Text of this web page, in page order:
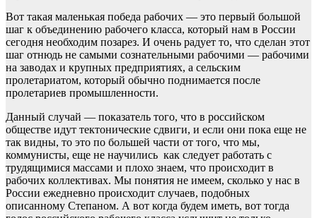
Вот такая маленькая победа рабочих — это первый большой
шаг к объединению рабочего класса, который нам в России
сегодня необходим позарез. И очень радует то, что сделан этот
шаг отнюдь не самыми сознательными рабочими — рабочими
на заводах и крупных предприятиях, а сельским
пролетариатом, который обычно поднимается после
пролетариев промышленности.
Данный случай — показатель того, что в российском
обществе идут тектонические сдвиги, и если они пока еще не
так видны, то это по большей части от того, что мы,
коммунисты, еще не научились как следует работать с
трудящимися массами и плохо знаем, что происходит в
рабочих коллективах. Мы понятия не имеем, сколько у нас в
России ежедневно происходит случаев, подобных
описанному Степаном. А вот когда будем иметь, вот тогда